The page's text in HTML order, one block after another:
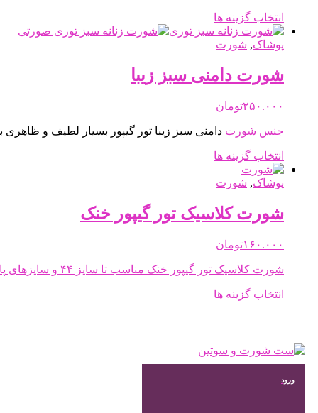
انتخاب گزینه ها
محصول
مختلفی
می
ممکن
در
انتخاب
شوند
پوشاک, شورت
شورت دامنی سبز زیبا
۲۵۰.۰۰۰تومان
جنس شورت دامنی سبز زیبا تور گیپور بسیار لطیف و ظاهری
انتخاب گزینه ها
مختلفی
می
ممکن
در
شوند
پوشاک, شورت
شورت کلاسیک تور گیپور خنک
۱۶۰.۰۰۰تومان
شورت کلاسیک تور گیپور خنک مناسب تا سایز ۴۴ و سایزهای پایین تر می باشد.
انتخاب گزینه ها
مختلفی
می
ورود